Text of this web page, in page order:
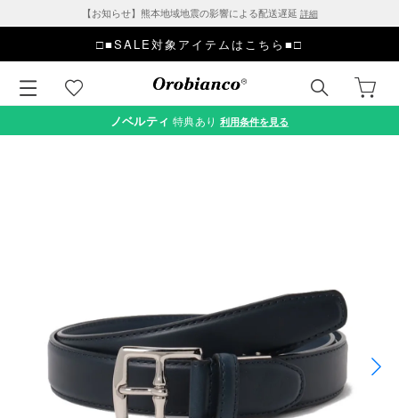
【お知らせ】熊本地域地震の影響による配送遅延 詳細
□■SALE対象アイテムはこちら■□
ノベルティ特典あり 利用条件を見る